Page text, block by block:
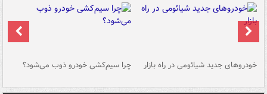
خودروهای جدید شیائومی در راه بازار چرا سیم‌کشی خودرو ذوب می‌شود؟